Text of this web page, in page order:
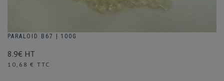
PARALOID B67 | 100G
8.9€ HT
Prix
10,68 € TTC